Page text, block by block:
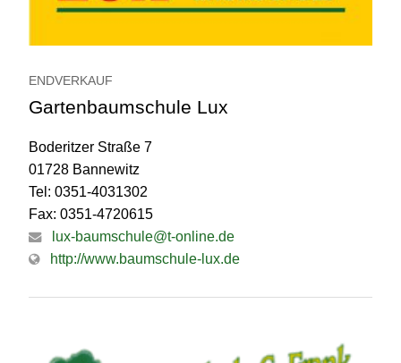
ENDVERKAUF
Gartenbaumschule Lux
Boderitzer Straße 7
01728 Bannewitz
Tel: 0351-4031302
Fax: 0351-4720615
lux-baumschule@t-online.de
http://www.baumschule-lux.de